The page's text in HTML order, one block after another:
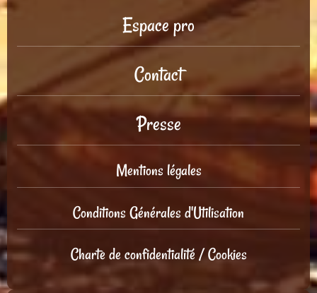
Espace pro
Contact
Presse
Mentions légales
Conditions Générales d'Utilisation
Charte de confidentialité / Cookies